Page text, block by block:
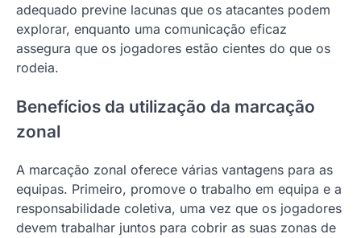
adequado previne lacunas que os atacantes podem
explorar, enquanto uma comunicação eficaz
assegura que os jogadores estão cientes do que os
rodeia.
Benefícios da utilização da marcação
zonal
A marcação zonal oferece várias vantagens para as
equipas. Primeiro, promove o trabalho em equipa e a
responsabilidade coletiva, uma vez que os jogadores
devem trabalhar juntos para cobrir as suas zonas de